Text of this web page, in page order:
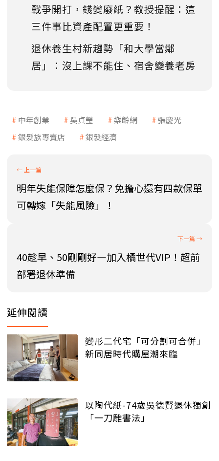
戰爭開打，錢變廢紙？教授提醒：這
三件事比資產配置更重要！
退休養生村新趨勢「和大學當鄰
居」：沒上課不能住、宿舍變養老房
中年創業 吳貞瑩 樂齡網
張慶光
銀髮族專賣店
銀髮經濟
明年失能保障怎麼保？免擔心還有四款保單
可轉嫁「失能風險」！
40趁早、50剛剛好—加入橘世代VIP！超前
部署退休準備
延伸閱讀
變形二代宅「可分割可合併」
新同居時代購屋潮來臨
以陶代紙-74歲吳德賢退休獨創
「一刀雕書法」